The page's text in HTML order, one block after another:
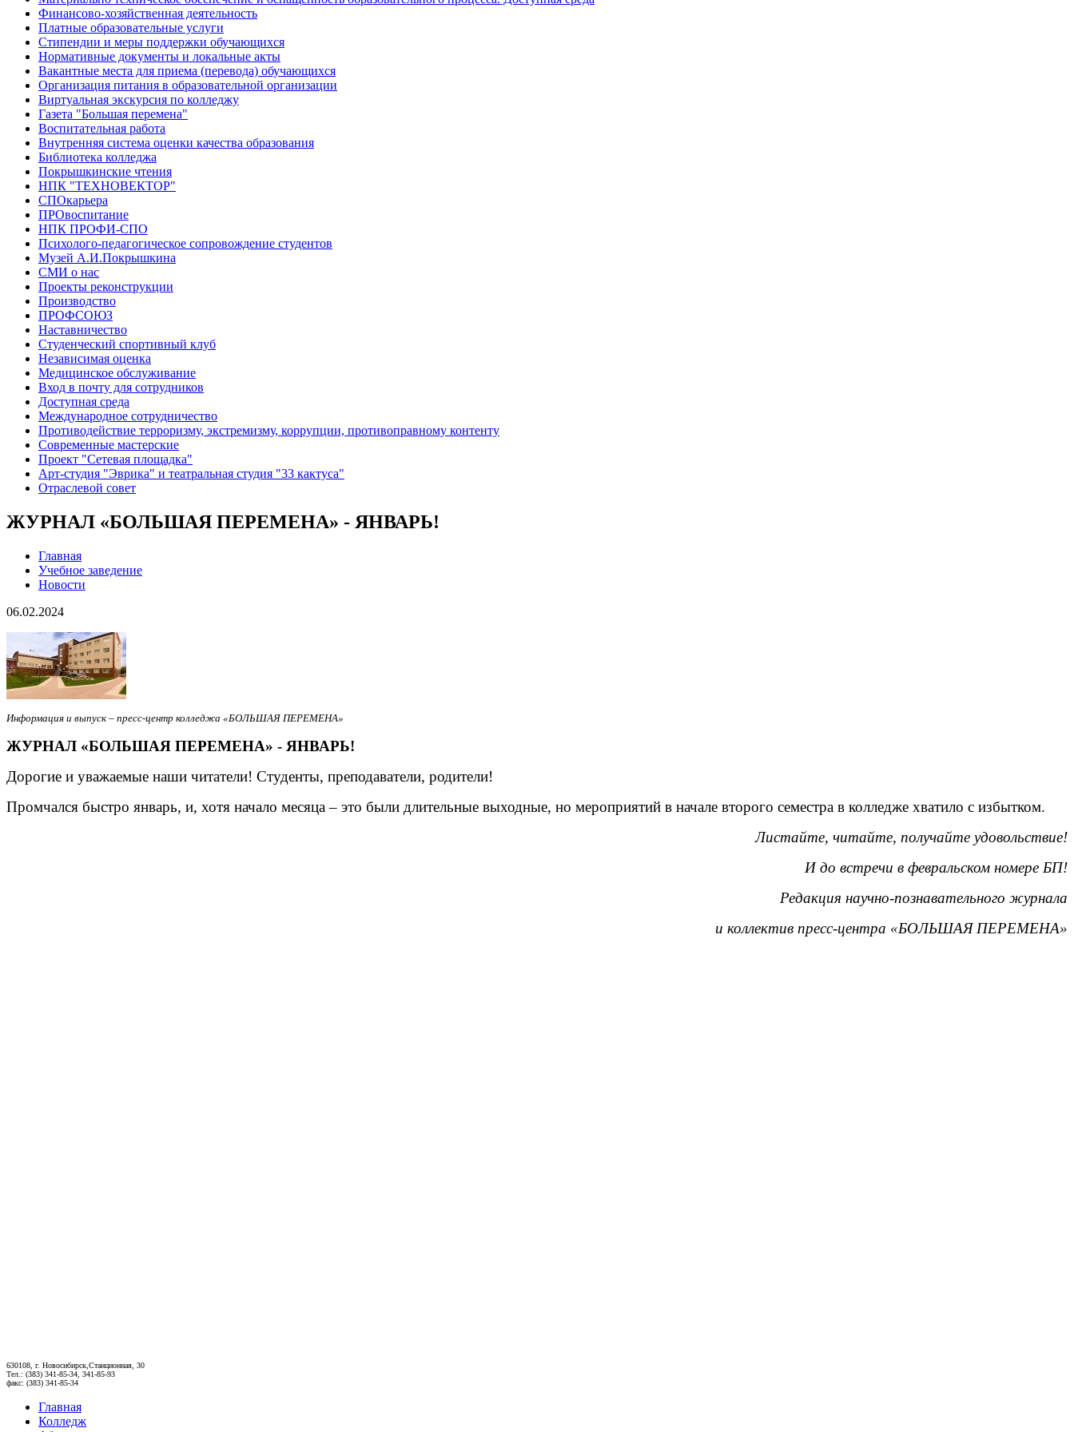
Финансово-хозяйственная деятельность
Платные образовательные услуги
Стипендии и меры поддержки обучающихся
Нормативные документы и локальные акты
Вакантные места для приема (перевода) обучающихся
Организация питания в образовательной организации
Виртуальная экскурсия по колледжу
Газета "Большая перемена"
Воспитательная работа
Внутренняя система оценки качества образования
Библиотека колледжа
Покрышкинские чтения
НПК "ТЕХНОВЕКТОР"
СПОкарьера
ПРОвоспитание
НПК ПРОФИ-СПО
Психолого-педагогическое сопровождение студентов
Музей А.И.Покрышкина
СМИ о нас
Проекты реконструкции
Производство
ПРОФСОЮЗ
Наставничество
Студенческий спортивный клуб
Независимая оценка
Медицинское обслуживание
Вход в почту для сотрудников
Доступная среда
Международное сотрудничество
Противодействие терроризму, экстремизму, коррупции, противоправному контенту
Современные мастерские
Проект "Сетевая площадка"
Арт-студия "Эврика" и театральная студия "33 кактуса"
Отраслевой совет
ЖУРНАЛ «БОЛЬШАЯ ПЕРЕМЕНА» - ЯНВАРЬ!
Главная
Учебное заведение
Новости
06.02.2024
Информация и выпуск – пресс-центр колледжа «БОЛЬШАЯ ПЕРЕМЕНА»
ЖУРНАЛ «БОЛЬШАЯ ПЕРЕМЕНА» - ЯНВАРЬ!
Дорогие и уважаемые наши читатели! Студенты, преподаватели, родители!
Промчался быстро январь, и, хотя начало месяца – это были длительные выходные, но мероприятий в начале второго семестра в колледже хватило с избытком.
Листайте, читайте, получайте удовольствие!
И до встречи в февральском номере БП!
Редакция научно-познавательного журнала
и коллектив пресс-центра «БОЛЬШАЯ ПЕРЕМЕНА»
630108, г. Новосибирск,Станционная, 30
Тел.: (383) 341-85-34, 341-85-93
факс: (383) 341-85-34
Главная
Колледж